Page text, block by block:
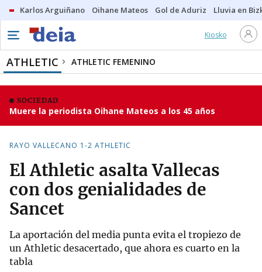
Karlos Arguiñano Oihane Mateos Gol de Aduriz Lluvia en
Kiosko
ATHLETIC ATHLETIC FEMENINO
SOCIEDAD
Muere la periodista Oihane Mateos a los 45 años
RAYO VALLECANO 1-2 ATHLETIC
El Athletic asalta Vallecas
con dos genialidades de
Sancet
La aportación del media punta evita el tropiezo de
un Athletic desacertado, que ahora es cuarto en la
tabla